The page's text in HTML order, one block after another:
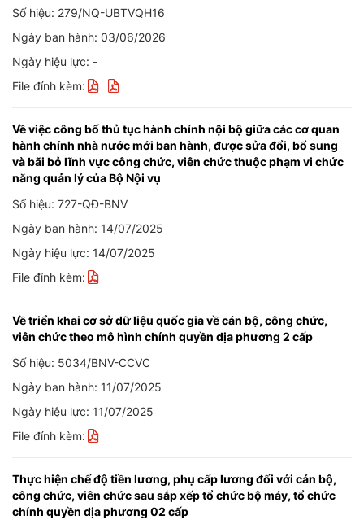
Số hiệu: 279/NQ-UBTVQH16
Ngày ban hành: 03/06/2026
Ngày hiệu lực: -
File đính kèm:
Về việc công bố thủ tục hành chính nội bộ giữa các cơ quan
hành chính nhà nước mới ban hành, được sửa đổi, bổ sung
và bãi bỏ lĩnh vực công chức, viên chức thuộc phạm vi chức
năng quản lý của Bộ Nội vụ
Số hiệu: 727-QĐ-BNV
Ngày ban hành: 14/07/2025
Ngày hiệu lực: 14/07/2025
File đính kèm:
Về triển khai cơ sở dữ liệu quốc gia về cán bộ, công chức,
viên chức theo mô hình chính quyền địa phương 2 cấp
Số hiệu: 5034/BNV-CCVC
Ngày ban hành: 11/07/2025
Ngày hiệu lực: 11/07/2025
File đính kèm:
Thực hiện chế độ tiền lương, phụ cấp lương đối với cán bộ,
công chức, viên chức sau sắp xếp tổ chức bộ máy, tổ chức
chính quyền địa phương 02 cấp